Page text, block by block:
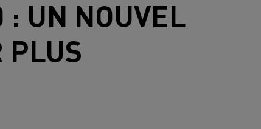
: UN NOUVEL
PLUS